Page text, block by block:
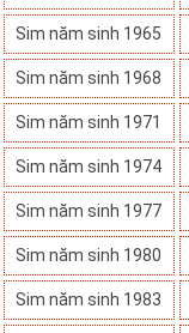
Sim năm sinh 1965
Sim năm sinh 1968
Sim năm sinh 1971
Sim năm sinh 1974
Sim năm sinh 1977
Sim năm sinh 1980
Sim năm sinh 1983